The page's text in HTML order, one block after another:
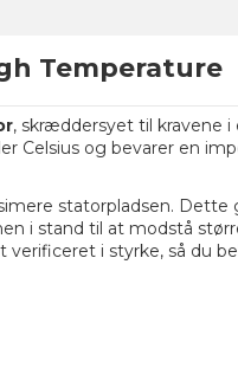
Temperature
, skræddersyet til kravene
Celsius og bevarer en
statorpladsen. Dette
i stand til at modstå
i styrke, så du